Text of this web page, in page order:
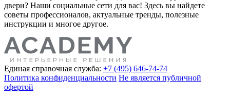
двери? Наши социальные сети для вас! Здесь вы найдете
советы профессионалов, актуальные тренды, полезные
инструкции и многое другое.
Единая справочная служба: +7 (495) 646-74-74
Политика конфиденциальности Не является публичной
офертой